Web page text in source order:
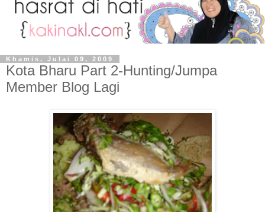
Khamis, Julai 09, 2009
Kota Bharu Part 2-Hunting/Jumpa
Member Blog Lagi